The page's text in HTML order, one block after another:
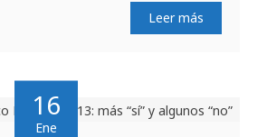
Leer más
16
Ene